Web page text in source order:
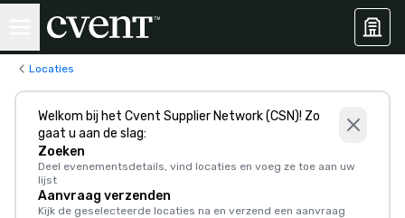
Locaties
Welkom bij het Cvent Supplier Network (CSN)! Zo
gaat u aan de slag:
Zoeken
Deel evenementsdetails, vind locaties en voeg ze toe aan uw
lijst
Aanvraag verzenden
Kijk de geselecteerde locaties na en verzend een aanvraag